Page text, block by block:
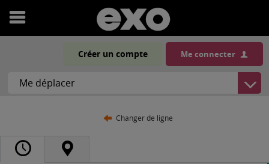
Ouvrir
menu
Créer un compte Me connecter
Changer de ligne